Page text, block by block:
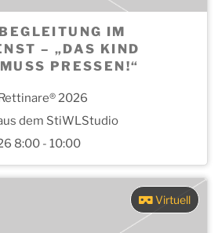
IM
– „DAS KIND
PRESSEN!“
2026
dem StiWLStudio
8:00 - 10:00
Virtuell